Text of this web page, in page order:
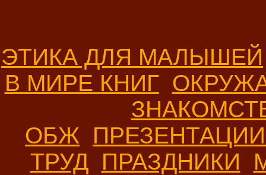
ЭТИКА ДЛЯ МАЛЫШЕЙ
В МИРЕ КНИГ
ОБЖ
ТРУД ПРАЗДНИКИ